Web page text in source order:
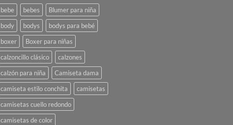
bebe bebes
Blumer para niña
body
bodys
bodys para bebé
boxer
Boxer para niñas
calzoncillo clásico
calzones
calzón para niña
Camiseta dama
camiseta estilo conchita
camisetas
camisetas cuello redondo
camisetas de color